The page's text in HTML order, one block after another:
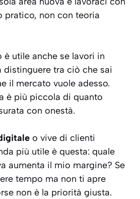
pratico, non con teoria
utile anche se lavori in
distinguere tra ciò che sai
il mercato vuole adesso.
è più piccola di quanto
con onestà.
o vive di clienti
più utile è questa: quale
aumenta il mio margine? Se
tempo ma non ti apre
non è la priorità giusta.